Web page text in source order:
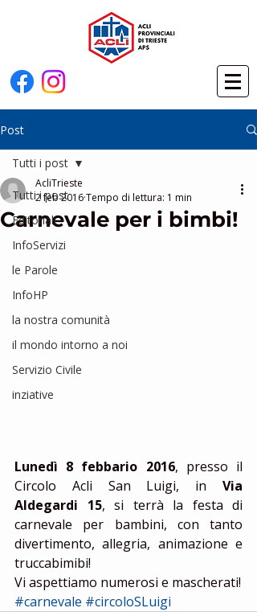
Post
Tutti i post
Editoriali
InfoServizi
le Parole
InfoHP
la nostra comunità
il mondo intorno a noi
Servizio Civile
inziative
Tutti i post
Carnevale per i bimbi!
AcliTrieste
2 feb 2016Tempo di lettura: 1 min
Lunedì 8 febbario 2016, presso il
Circolo Acli San Luigi, in Via
Aldegardi 15, si terrà la festa di
carnevale per bambini, con tanto
divertimento, allegria, animazione e
truccabimibi!
Vi aspettiamo numerosi e mascherati!
#carnevale #circoloSLuigi